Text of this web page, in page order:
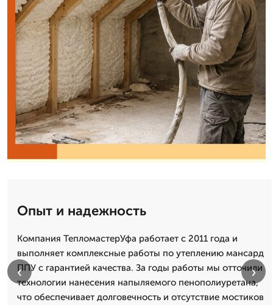
Опыт и надежность
Компания ТепломастерУфа работает с 2011 года и
выполняет комплексные работы по утеплению мансард
ППУ с гарантией качества. За годы работы мы отточили
технологии нанесения напыляемого пенополиуретана,
что обеспечивает долговечность и отсутствие мостиков
‹ ›